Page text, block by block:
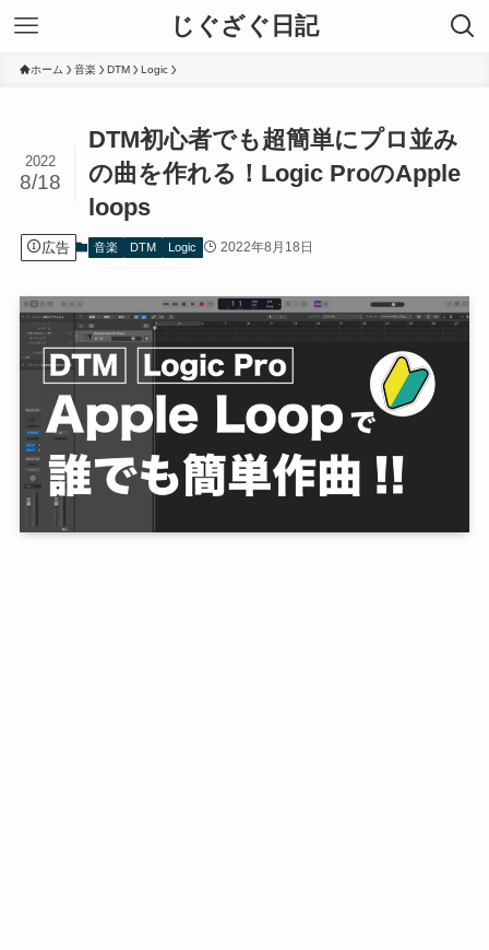
じぐざぐ日記
ホーム 音楽 DTM Logic
DTM初心者でも超簡単にプロ並み
の曲を作れる！Logic ProのApple
loops
2022
8/18
広告 音楽 DTM Logic 2022年8月18日